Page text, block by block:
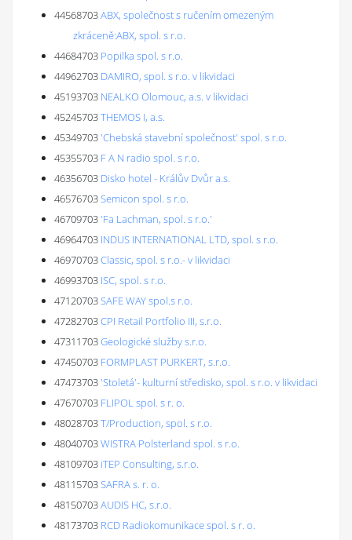
44568703ABX, společnost s ručením omezeným
zkráceně:ABX, spol. s r.o.
44684703 Popilka spol. s r.o.
44962703 DAMIRO, spol. s r.o. v likvidaci
45193703 NEALKO Olomouc, a.s. v likvidaci
45245703THEMOS I, a.s.
45349703'Chebská stavební společnost' spol. s r.o.
45355703 F A N radio spol. s r.o.
46356703 Disko hotel - Králův Dvůr a.s.
46576703Semicon spol. s r.o.
46709703'Fa Lachman, spol. s r.o.'
46964703 INDUS INTERNATIONAL LTD, spol. s r.o.
46970703Classic, spol. s r.o.- v likvidaci
46993703 ISC, spol. s r.o.
47120703SAFE WAY spol.s r.o.
47282703CPI Retail Portfolio III, s.r.o.
47311703Geologické služby s.r.o.
47450703 FORMPLAST PURKERT, s.r.o.
47473703'Stoletá'- kulturní středisko, spol. s r.o. v likvidaci
47670703 FLIPOL spol. s r. o.
48028703T/Production, spol. s r.o.
48040703WISTRA Polsterland spol. s r.o.
48109703 iTEP Consulting, s.r.o.
48115703SAFRA s. r. o.
48150703AUDIS HC, s.r.o.
48173703 RCD Radiokomunikace spol. s r. o.